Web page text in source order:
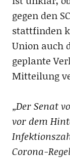
gegen den
stattfinden
Union auch
geplante
Mitteilung
„Der Senat
vor dem
Corona-